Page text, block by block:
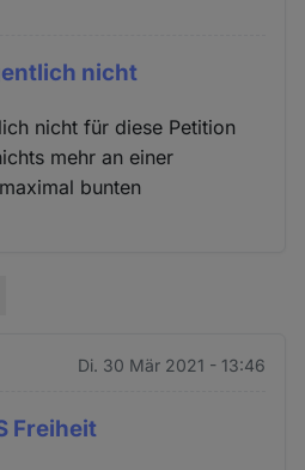
nicht
nicht für diese Petition
mehr an einer
bunten
Di. 30 Mär 2021 - 13:46
Freiheit